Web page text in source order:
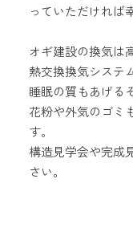
っていただければ
オギ建設の換気は
熱交換換気システ
睡眠の質もあげる
花粉や外気のゴミ
す。
構造見学会や完成
さい。